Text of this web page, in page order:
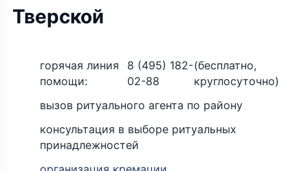
Тверской
горячая линия
помощи:
8 (495) 182-
02-88
(бесплатно,
круглосуточно)
вызов ритуального агента по району
консультация в выборе ритуальных
принадлежностей